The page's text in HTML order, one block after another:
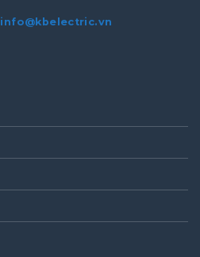
info@kbelectric.vn